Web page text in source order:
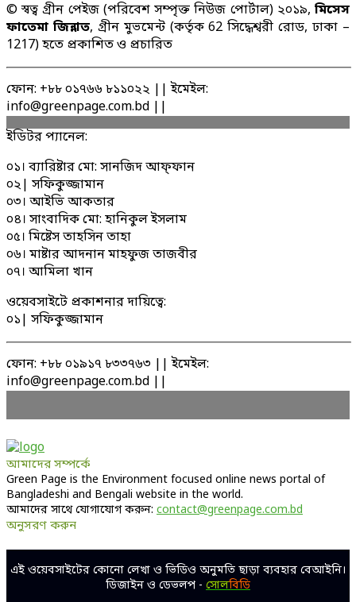
© স্বত্ব গ্রীন পেইজ (পরিবেশ সম্পৃক্ত নিউজ পোর্টাল) ২০১৯, মিসেস
ফাতেমা জিন্নাত, গ্রীন মুভমেন্ট (কর্তৃক 62 সিদ্ধেশ্বরী রোড, ঢাকা –
1217) হতে প্রকাশিত ও প্রচারিত
ফোন: +৮৮ ০১৭৬৬ ৮১১০২২ || ইমেইল:
info@greenpage.com.bd ||
ইডিটর প্যানেল:
০১। ব্যারিষ্টার মো: সানজিদ আফ্ফান
০২| সফিকুজ্জামান
০৩। আইভি আকতার
০৪। সাংবাদিক মো: হানিকুল ইসলাম
০৫। মিষ্টেস তাহসিন তাহা
০৬। মাষ্টার আদনান মাহফুজ তাজবীর
০৭। আমিলা খান
ওয়েবসাইটে প্রকাশনার দায়িত্বে:
০১| সফিকুজ্জামান
ফোন: +৮৮ ০১৯১৭ ৮৩৩৭৬৩ || ইমেইল:
info@greenpage.com.bd ||
আমাদের সম্পর্কে
Green Page is the Environment focused online news portal of
Bangladeshi and Bengali website in the world.
আমাদের সাথে যোগাযোগ করুন: contact@greenpage.com.bd
অনুসরণ করুন
এই ওয়েবসাইটের কোনো লেখা ও ভিডিও অনুমতি ছাড়া ব্যবহার বেআইনি।
ডিজাইন ও ডেভলপ - সোলবিডি